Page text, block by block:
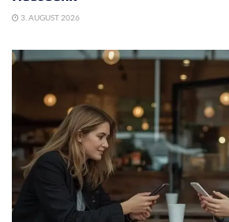
3. AUGUST 2026